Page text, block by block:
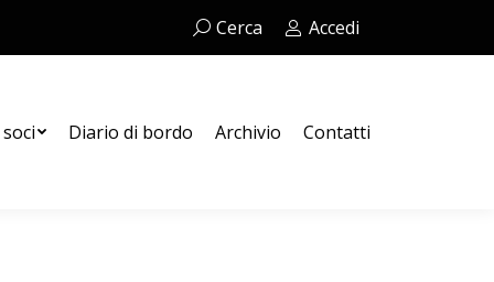
Cerca:Cerca Accedi
Diario di bordo Archivio Contatti
Contatti